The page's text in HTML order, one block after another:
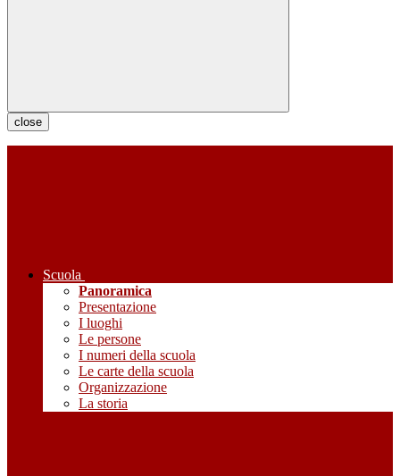
close
Scuola
Panoramica
Presentazione
I luoghi
Le persone
I numeri della scuola
Le carte della scuola
Organizzazione
La storia